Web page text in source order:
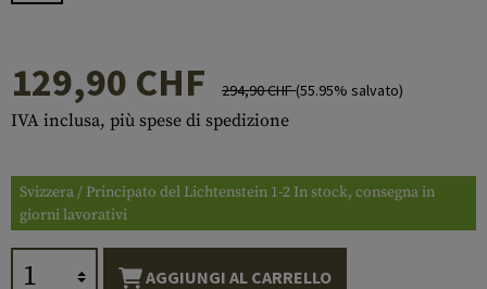
129,90 CHF 294,90 CHF(55.95% salvato)
IVA inclusa, più spese di spedizione
Svizzera / Principato del Lichtenstein 1-2 In stock, consegna in
giorni lavorativi
AGGIUNGI AL CARRELLO